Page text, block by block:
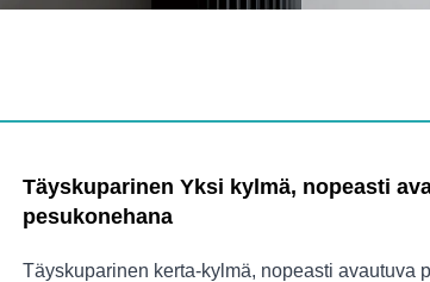
Täyskuparinen Yksi kylmä, nopeasti
pesukonehana
​Täyskuparinen kerta-kylmä, nopeasti avautuva